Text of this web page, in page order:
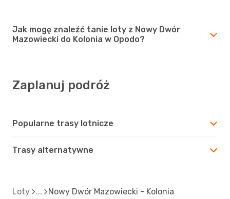
Jak mogę znaleźć tanie loty z Nowy Dwór
Mazowiecki do Kolonia w Opodo?
Zaplanuj podróż
Popularne trasy lotnicze
Trasy alternatywne
Loty Nowy Dwór Mazowiecki - Kolonia